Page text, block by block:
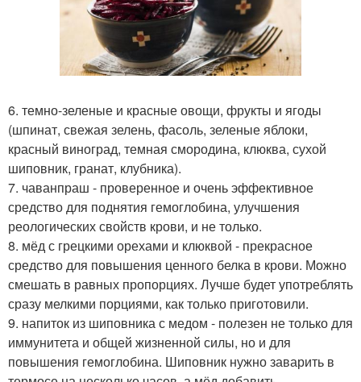
6. темно-зеленые и красные овощи, фрукты и ягоды
(шпинат, свежая зелень, фасоль, зеленые яблоки,
красный виноград, темная смородина, клюква, сухой
шиповник, гранат, клубника).
7. чаванпраш - проверенное и очень эффективное
средство для поднятия гемоглобина, улучшения
реологических свойств крови, и не только.
8. мёд с грецкими орехами и клюквой - прекрасное
средство для повышения ценного белка в крови. Можно
смешать в равных пропорциях. Лучше будет употреблять
сразу мелкими порциями, как только приготовили.
9. напиток из шиповника с медом - полезен не только для
иммунитета и общей жизненной силы, но и для
повышения гемоглобина. Шиповник нужно заварить в